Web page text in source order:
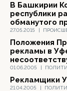
27.05.2015 |
В Башкирии
республики
обманутого
01.06.2005 |
Положения
рекламы в
21.04.2005 |
Рекламщики